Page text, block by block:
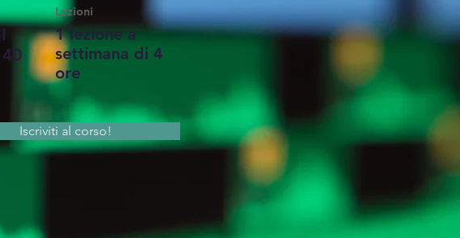
Lezioni
1 lezione a
settimana di 4
ore
Iscriviti al corso!